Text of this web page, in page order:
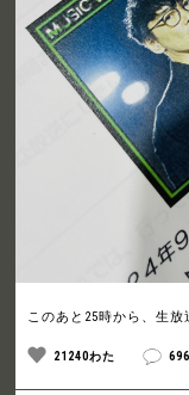
このあと25時から、生放
21240わた